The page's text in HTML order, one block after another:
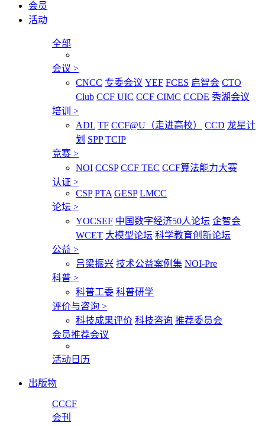
会员
活动
全部
会议 >
CNCC 专委会议 YEF FCES 启智会 CTO
Club CCF UIC CCF CIMC CCDE 秀湖会议
培训 >
ADL TF CCF@U（走进高校） CCD 龙星计
划 SPP TCIP
竞赛 >
NOI CCSP CCF TEC CCF算法能力大赛
认证 >
CSP PTA GESP LMCC
论坛 >
YOCSEF 中国数字经济50人论坛 企智会
WCET 大模型论坛 科学教育创新论坛
公益 >
吕梁振兴 技术公益案例集 NOI-Pre
科普 >
科普工委 科普研学
评价与咨询 >
科技成果评价 科技咨询 推荐委员会
会员推荐会议
活动日历
出版物
CCCF
会刊